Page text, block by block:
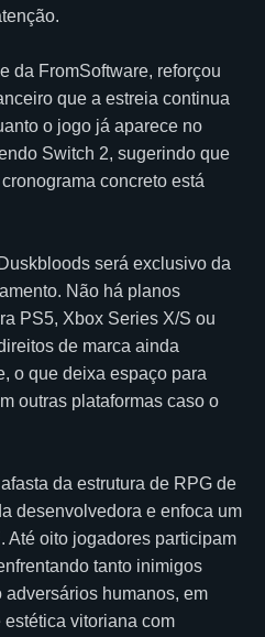
da FromSoftware, reforçou
que a estreia continua
o jogo já aparece no
Switch 2, sugerindo que
concreto está
será exclusivo da
Não há planos
PS5, Xbox Series X/S ou
de marca ainda
o que deixa espaço para
outras plataformas caso o
da estrutura de RPG de
desenvolvedora e enfoca um
Até oito jogadores participam
tanto inimigos
humanos, em
estética vitoriana com